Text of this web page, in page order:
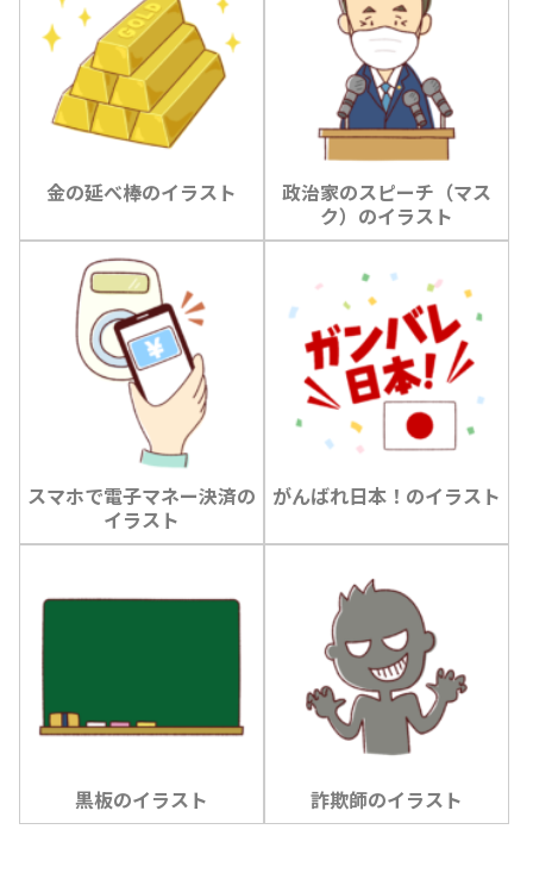
金の延べ棒のイラスト
政治家のスピーチ（マス
ク）のイラスト
スマホで電子マネー決済の
イラスト
がんばれ日本！のイラスト
黒板のイラスト 詐欺師のイラスト